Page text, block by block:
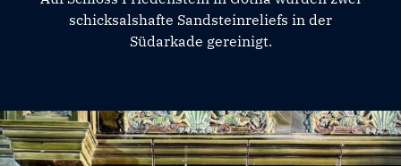
schicksalshafte Sandsteinreliefs in der
Südarkade gereinigt.